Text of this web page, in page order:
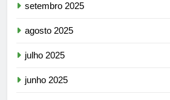
setembro 2025
agosto 2025
julho 2025
junho 2025